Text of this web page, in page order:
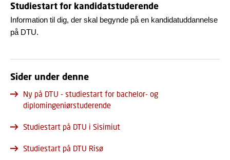
Studiestart for kandidatstuderende
Information til dig, der skal begynde på en kandidatuddannelse
på DTU.
Sider under denne
Ny på DTU - studiestart for bachelor- og
diplomingeniørstuderende
Studiestart på DTU i Sisimiut
Studiestart på DTU Risø